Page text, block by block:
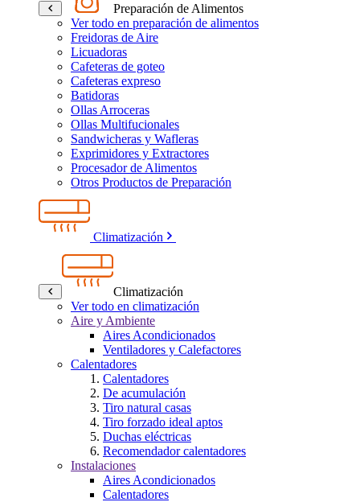
Preparación de Alimentos
Ver todo en preparación de alimentos
Freidoras de Aire
Licuadoras
Cafeteras de goteo
Cafeteras expreso
Batidoras
Ollas Arroceras
Ollas Multifucionales
Sandwicheras y Wafleras
Exprimidores y Extractores
Procesador de Alimentos
Otros Productos de Preparación
Climatización
Climatización
Ver todo en climatización
Aire y Ambiente
Aires Acondicionados
Ventiladores y Calefactores
Calentadores
Calentadores
De acumulación
Tiro natural casas
Tiro forzado ideal aptos
Duchas eléctricas
Recomendador calentadores
Instalaciones
Aires Acondicionados
Calentadores